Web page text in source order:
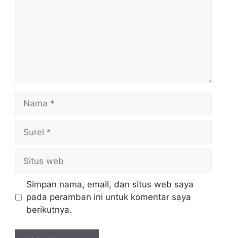
Nama
Surel
Situs
web
Simpan nama, email, dan situs web saya
pada peramban ini untuk komentar saya
berikutnya.